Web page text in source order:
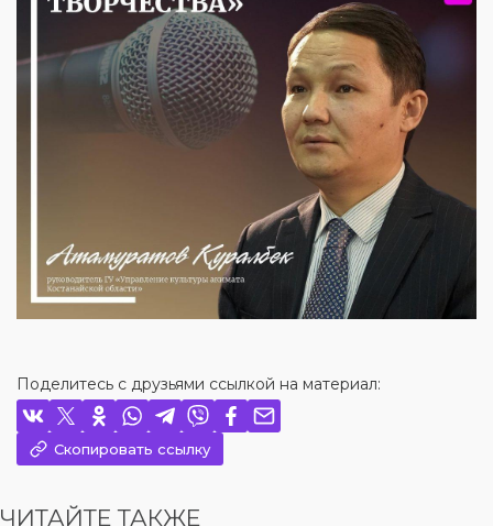
Поделитесь с друзьями ссылкой на материал:
Скопировать ссылку
ЧИТАЙТЕ ТАКЖЕ